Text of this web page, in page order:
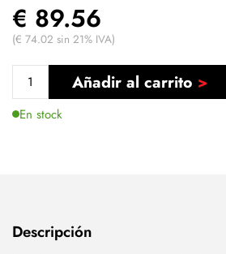
€ 89.56
(€ 74.02 sin 21% IVA)
Añadir al carrito
En stock
Descripción